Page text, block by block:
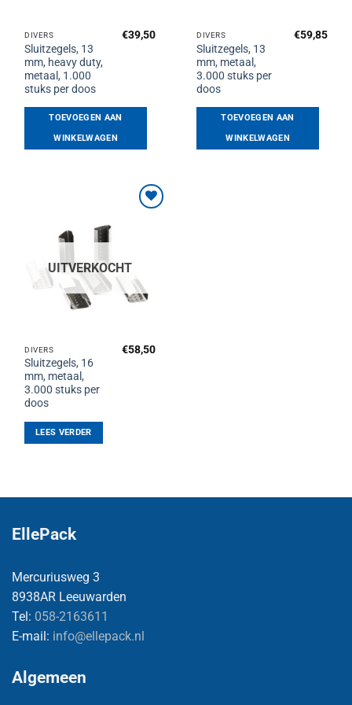
DIVERS
Sluitzegels, 13
mm, heavy duty,
metaal, 1.000
stuks per doos
€39,50
TOEVOEGEN AAN
WINKELWAGEN
DIVERS
Sluitzegels, 13
mm, metaal,
3.000 stuks per
doos
€59,85
TOEVOEGEN AAN
WINKELWAGEN
UITVERKOCHT
DIVERS
Sluitzegels, 16
mm, metaal,
3.000 stuks per
doos
€58,50
LEES VERDER
EllePack
Mercuriusweg 3
8938AR Leeuwarden
Tel: 058-2163611
E-mail: info@ellepack.nl
Algemeen